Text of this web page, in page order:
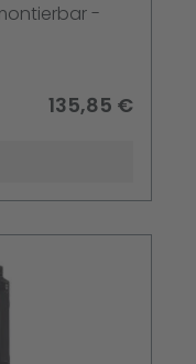
-
135,85 €